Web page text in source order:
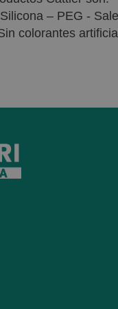
– PEG -
colorantes
con el
y los productos no